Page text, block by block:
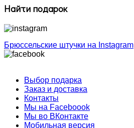
Найти подарок
Брюссельские штучки на Instagram
Выбор подарка
Заказ и доставка
Контакты
Мы на Faceboook
Мы во ВКонтакте
Мобильная версия